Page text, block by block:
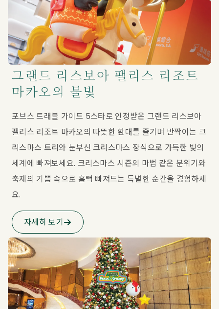
그랜드 리스보아 팰리스 리조트
마카오의 불빛
포브스 트래블 가이드 5스타로 인정받은 그랜드 리스보아
팰리스 리조트 마카오의 따뜻한 환대를 즐기며 반짝이는 크
리스마스 트리와 눈부신 크리스마스 장식으로 가득한 빛의
세계에 빠져보세요. 크리스마스 시즌의 마법 같은 분위기와
축제의 기쁨 속으로 흠뻑 빠져드는 특별한 순간을 경험하세
요.
자세히 보기